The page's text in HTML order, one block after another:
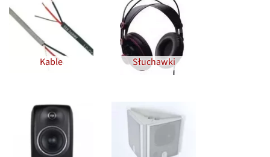
Kable Słuchawki